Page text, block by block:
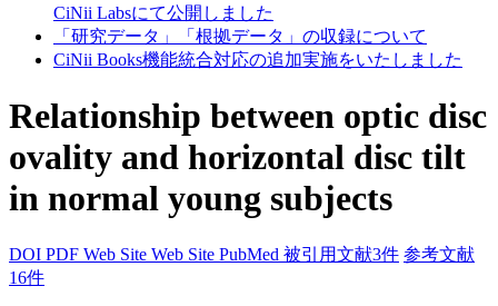
CiNii Labsにて公開しました
「研究データ」「根拠データ」の収録について
CiNii Books機能統合対応の追加実施をいたしました
Relationship between optic disc
ovality and horizontal disc tilt
in normal young subjects
DOI PDF Web Site Web Site PubMed 被引用文献3件 参考文献
16件